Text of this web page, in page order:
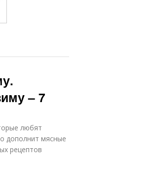
– 7
любят
дополнит мясные
рецептов